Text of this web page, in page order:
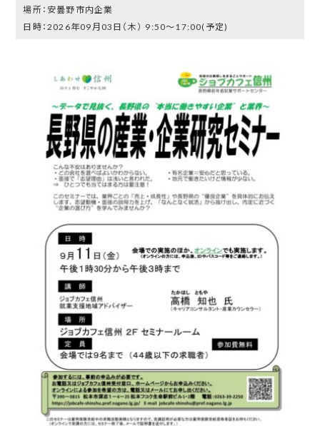
安曇野市内企業
2026年09月03日（木） 9:50～17:00(予定)